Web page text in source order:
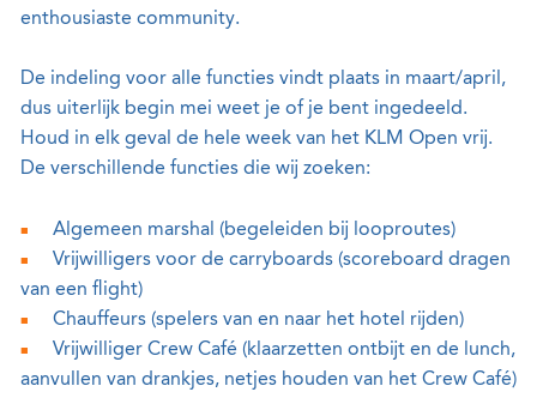
enthousiaste community.
De indeling voor alle functies vindt plaats in maart/april,
dus uiterlijk begin mei weet je of je bent ingedeeld.
Houd in elk geval de hele week van het KLM Open vrij.
De verschillende functies die wij zoeken:
Algemeen marshal (begeleiden bij looproutes)
Vrijwilligers voor de carryboards (scoreboard dragen
van een flight)
Chauffeurs (spelers van en naar het hotel rijden)
Vrijwilliger Crew Café (klaarzetten ontbijt en de lunch,
aanvullen van drankjes, netjes houden van het Crew Café)